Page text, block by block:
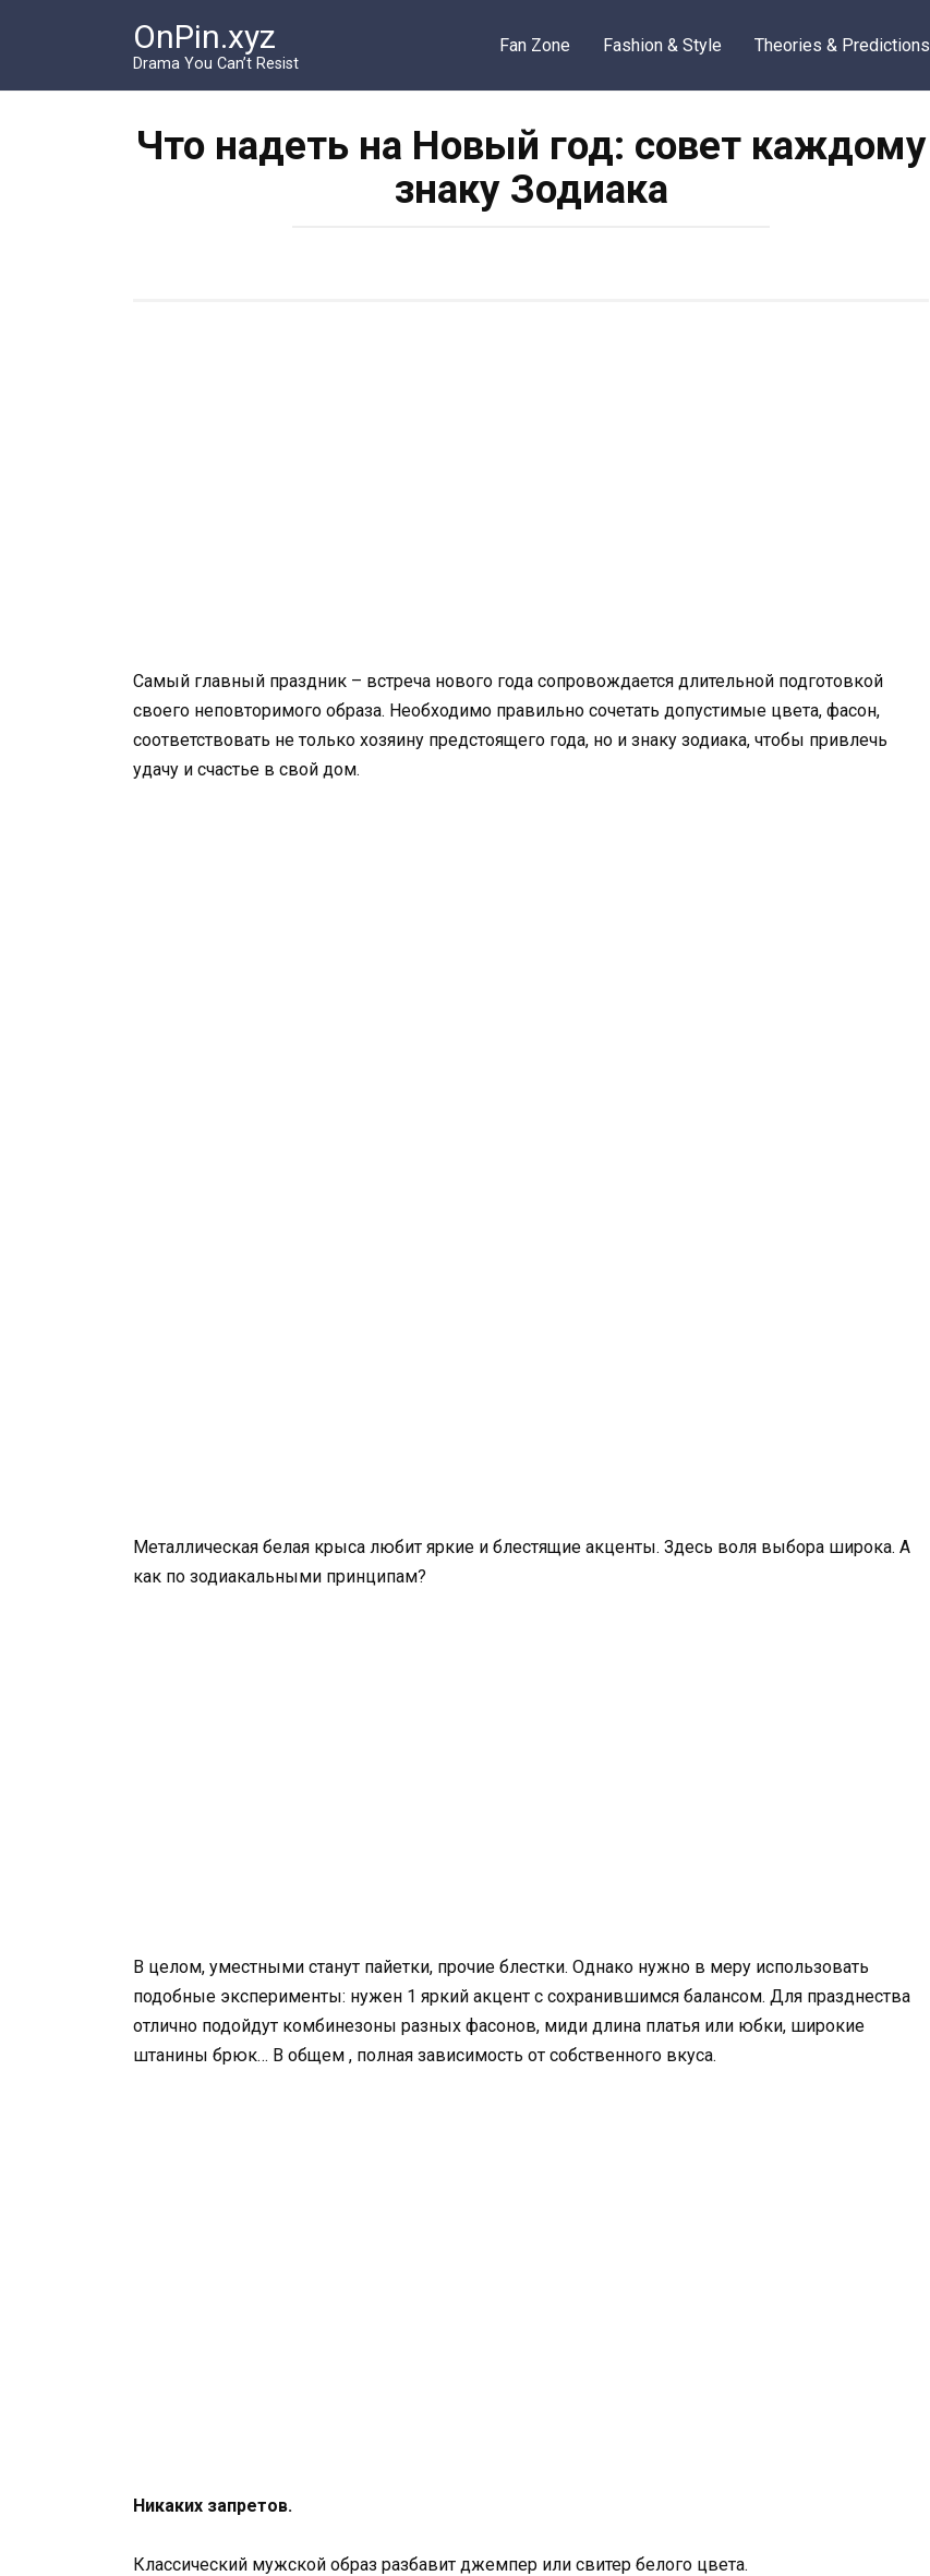
OnPin.xyz
Drama You Can’t Resist
Fan Zone Fashion & Style Theories & Predictions
Что надеть на Новый год: совет каждому
знаку Зодиака
Самый главный праздник – встреча нового года сопровождается длительной подготовкой
своего неповторимого образа. Необходимо правильно сочетать допустимые цвета, фасон,
соответствовать не только хозяину предстоящего года, но и знаку зодиака, чтобы привлечь
удачу и счастье в свой дом.
Металлическая белая крыса любит яркие и блестящие акценты. Здесь воля выбора широка. А
как по зодиакальными принципам?
В целом, уместными станут пайетки, прочие блестки. Однако нужно в меру использовать
подобные эксперименты: нужен 1 яркий акцент с сохранившимся балансом. Для празднества
отлично подойдут комбинезоны разных фасонов, миди длина платья или юбки, широкие
штанины брюк… В общем , полная зависимость от собственного вкуса.
Никаких запретов.
Классический мужской образ разбавит джемпер или свитер белого цвета.